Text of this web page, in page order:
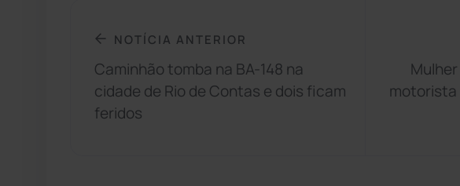
NOTÍCIA ANTERIOR
Caminhão tomba na BA-148 na
cidade de Rio de Contas e dois ficam
feridos
motorista